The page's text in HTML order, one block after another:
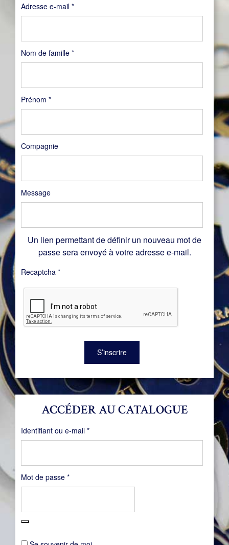
ACCÉDER AU CATALOGUE
Identifiant ou e-mail *Obligatoire
Mot de passe *Obligatoire
Nom de famille *
Prénom *
Compagnie
Message
Adresse e-mail *Obligatoire
Un lien permettant de définir un nouveau mot de
passe sera envoyé à votre adresse e-mail.
Recaptcha *
S’inscrire